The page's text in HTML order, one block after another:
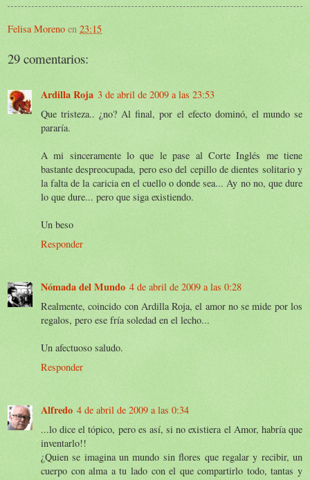
Felisa Moreno en 23:15
29 comentarios:
Ardilla Roja 3 de abril de 2009 a las 23:53
Que tristeza.. ¿no? Al final, por el efecto dominó, el mundo se
pararía.
A mi sinceramente lo que le pase al Corte Inglés me tiene
bastante despreocupada, pero eso del cepillo de dientes solitario y
la falta de la caricia en el cuello o donde sea... Ay no no, que dure
lo que dure... pero que siga existiendo.
Un beso
Responder
Nómada del Mundo 4 de abril de 2009 a las 0:28
Realmente, coincido con Ardilla Roja, el amor no se mide por los
regalos, pero ese fría soledad en el lecho...
Un afectuoso saludo.
Responder
Alfredo 4 de abril de 2009 a las 0:34
...lo dice el tópico, pero es así, si no existiera el Amor, habría que
inventarlo!!
¿Quien se imagina un mundo sin flores que regalar y recibir, un
cuerpo con alma a tu lado con el que compartirlo todo, tantas y